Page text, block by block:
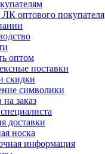
оптового покупателя
оптом
поставки
скидки
символики
заказ
доставки
носка
информация